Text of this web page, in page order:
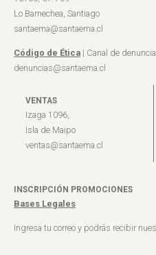
Lo Barnechea, Santiago
santaema@santaema.cl
Código de Ética | Canal de
denuncias@santaema.cl
VENTAS
Izaga 1096,
Isla de Maipo
ventas@santaema.cl
INSCRIPCIÓN PROMOCIONES
Bases Legales
Ingresa tu correo y podrás recibir